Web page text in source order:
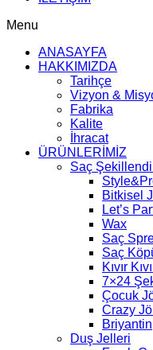
Menu
ANASAYFA
HAKKIMIZDA
Tarihçe
Vizyon &
Fabrika
Kalite
İhracat
ÜRÜNLERİMİZ
Saç
Bitkisel
Let’s
Wax
Saç
Saç
Kıvır
7×24
Çocuk
Crazy
Briyantin
Duş Jelleri